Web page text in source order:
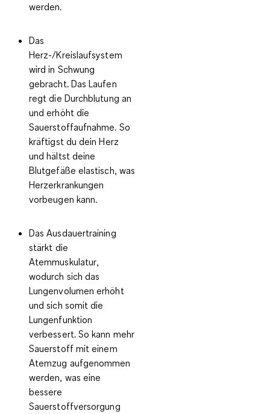
werden.
Das
Herz-/Kreislaufsystem
wird in Schwung
gebracht. Das Laufen
regt die Durchblutung an
und erhöht die
Sauerstoffaufnahme. So
kräftigst du dein Herz
und hältst deine
Blutgefäße elastisch, was
Herzerkrankungen
vorbeugen kann.
Das Ausdauertraining
stärkt die
Atemmuskulatur,
wodurch sich das
Lungenvolumen erhöht
und sich somit die
Lungenfunktion
verbessert. So kann mehr
Sauerstoff mit einem
Atemzug aufgenommen
werden, was eine
bessere
Sauerstoffversorgung